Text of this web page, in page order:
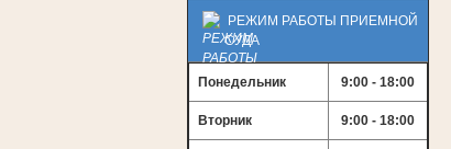
РЕЖИМ РАБОТЫ ПРИЕМНОЙ
СУДА
Понедельник 9:00 - 18:00
Вторник 9:00 - 18:00